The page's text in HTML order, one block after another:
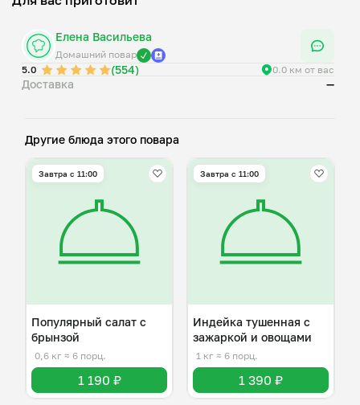
Елена Васильева
Домашний повар
5.0
(554) 0.0 км от вас
Доставка —
Другие блюда этого повара
Завтра c 11:00
Популярный салат с
брынзой
0,6 кг ≈ 6 порц.
1 190 ₽
Завтра c 11:00
Индейка тушенная с
зажаркой и овощами
1 кг ≈ 6 порц.
1 390 ₽